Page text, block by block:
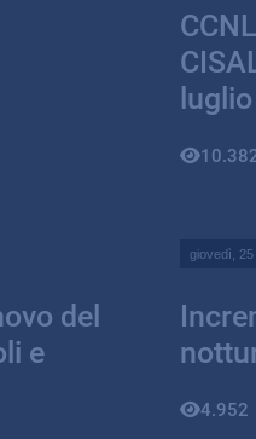
luglio
del
e
giovedì, 25
4.952